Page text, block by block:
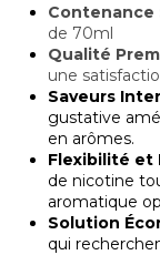
Contenance
de 70ml
Qualité
une
Saveurs
gustative
en arômes.
Flexibilité et
de nicotine
aromatique
Solution
qui